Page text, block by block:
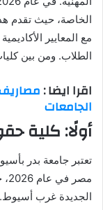
الخاصة، حيث تقدم
مع المعايير
الطلاب. ومن بين
اقرا ايضا :
الجامعات
أولًا: كلية
تعتبر جامعة بدر
الجديدة غرب أسيوط.